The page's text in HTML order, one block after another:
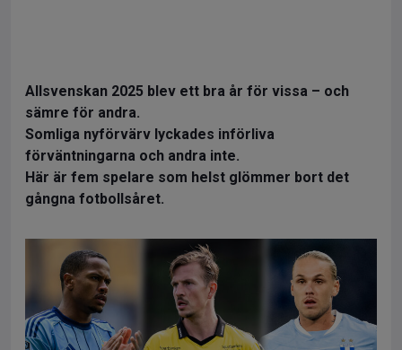
Allsvenskan 2025 blev ett bra år för vissa – och
sämre för andra.
Somliga nyförvärv lyckades införliva
förväntningarna och andra inte.
Här är fem spelare som helst glömmer bort det
gångna fotbollsåret.